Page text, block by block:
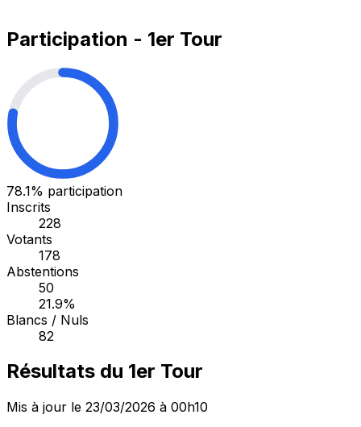
Participation - 1er Tour
78.1% participation
Inscrits
228
Votants
178
Abstentions
50
21.9%
Blancs / Nuls
82
Résultats du 1er Tour
Mis à jour le 23/03/2026 à 00h10